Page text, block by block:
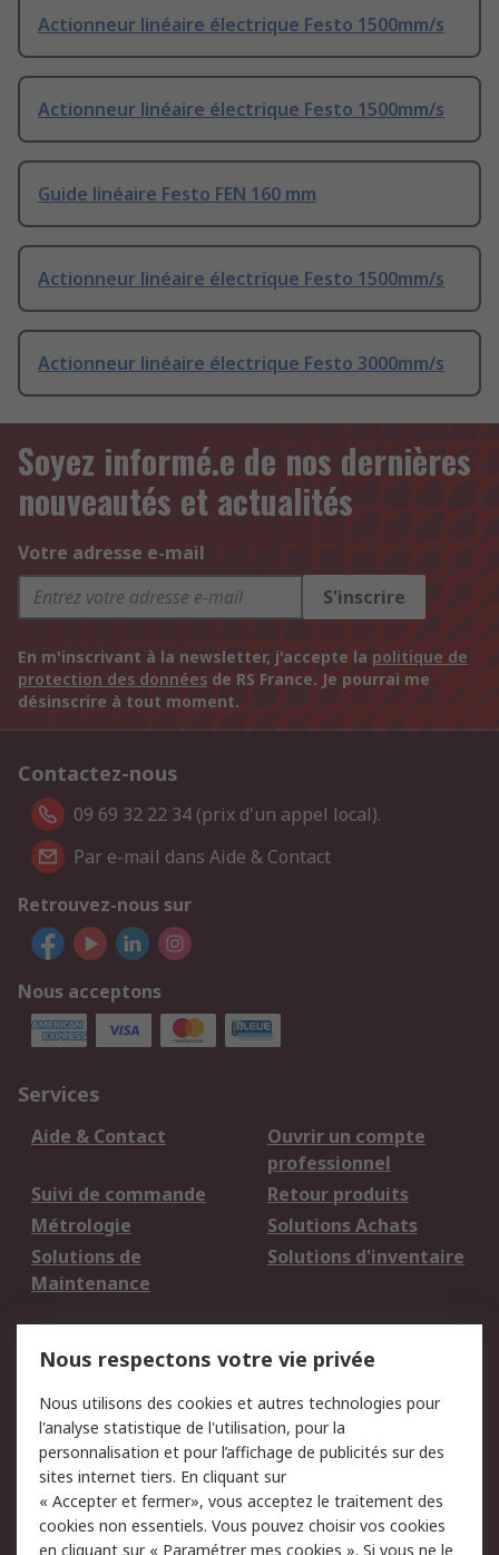
Actionneur linéaire électrique Festo 1500mm/s
Actionneur linéaire électrique Festo 1500mm/s
Guide linéaire Festo FEN 160 mm
Actionneur linéaire électrique Festo 1500mm/s
Actionneur linéaire électrique Festo 3000mm/s
Soyez informé.e de nos dernières
nouveautés et actualités
Votre adresse e-mail
S'inscrire
En m'inscrivant à la newsletter, j'accepte la politique de
protection des données de RS France. Je pourrai me
désinscrire à tout moment.
Contactez-nous
09 69 32 22 34 (prix d'un appel local).
Par e-mail dans Aide & Contact
Retrouvez-nous sur
Nous acceptons
Services
Aide & Contact
Ouvrir un compte
professionnel
Suivi de commande
Retour produits
Métrologie
Solutions Achats
Solutions de
Maintenance
Solutions d'inventaire
du site
Politique de protection
des données - Mise à
jour
Sécurité des E-mails
Conditions générales
Politique anti-
Nous respectons votre vie privée
Nous utilisons des cookies et autres technologies pour
l'analyse statistique de l'utilisation, pour la
personnalisation et pour l’affichage de publicités sur des
sites internet tiers. En cliquant sur
« Accepter et fermer», vous acceptez le traitement des
cookies non essentiels. Vous pouvez choisir vos cookies
en cliquant sur « Paramétrer mes cookies ». Si vous ne le